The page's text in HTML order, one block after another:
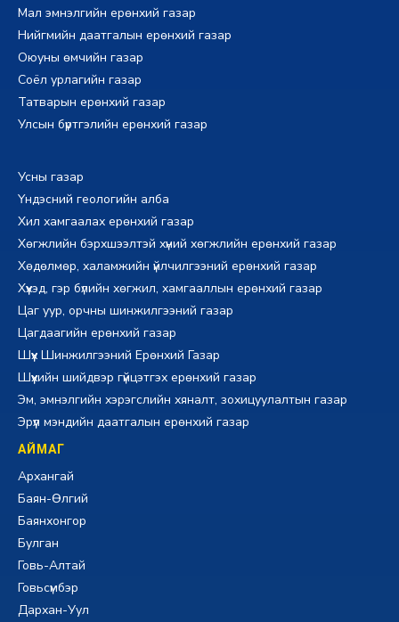
Мал эмнэлгийн ерөнхий газар
Нийгмийн даатгалын ерөнхий газар
Оюуны өмчийн газар
Соёл урлагийн газар
Татварын ерөнхий газар
Улсын бүртгэлийн ерөнхий газар
Усны газар
Үндэсний геологийн алба
Хил хамгаалах ерөнхий газар
Хөгжлийн бэрхшээлтэй хүний хөгжлийн ерөнхий газар
Хөдөлмөр, халамжийн үйлчилгээний ерөнхий газар
Хүүхэд, гэр бүлийн хөгжил, хамгааллын ерөнхий газар
Цаг уур, орчны шинжилгээний газар
Цагдаагийн ерөнхий газар
Шүүх Шинжилгээний Ерөнхий Газар
Шүүхийн шийдвэр гүйцэтгэх ерөнхий газар
Эм, эмнэлгийн хэрэгслийн хяналт, зохицуулалтын газар
Эрүүл мэндийн даатгалын ерөнхий газар
АЙМАГ
Архангай
Баян-Өлгий
Баянхонгор
Булган
Говь-Алтай
Говьсүмбэр
Дархан-Уул